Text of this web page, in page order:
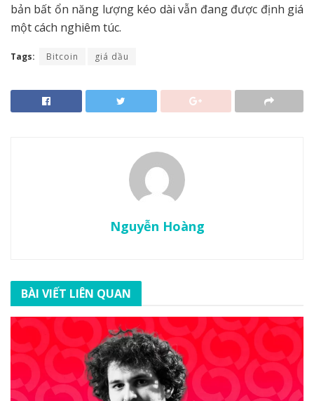
bản bất ổn năng lượng kéo dài vẫn đang được định giá
một cách nghiêm túc.
Tags: Bitcoin giá dầu
Nguyễn Hoàng
BÀI VIẾT LIÊN QUAN